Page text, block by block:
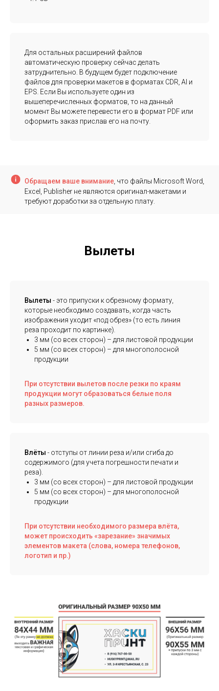
Для остальных расширений файлов
автоматическую проверку сейчас делать
затруднительно. В будущем будет подключение
файлов для проверки макетов в форматах CDR, AI и
EPS. Если Вы используете один из
вышеперечисленных форматов, то на данный
момент Вы можете перевести его в формат PDF или
оформить заказ прислав его на почту.
Обращаем ваше внимание , что файлы Microsoft Word,
Excel, Publisher не являются оригинал-макетами и
требуют доработки за отдельную плату.
Вылеты
Вылеты - это припуски к обрезному формату,
которые необходимо создавать, когда часть
изображения уходит «под обрез» (то есть линия
реза проходит по картинке).
3 мм (со всех сторон) – для листовой продукции
5 мм (со всех сторон) – для многополосной
продукции
При отсутствии вылетов после резки по краям
продукции могут образоваться белые поля
разных размеров.
Влёты - отступы от линии реза и/или сгиба до
содержимого (для учета погрешности печати и
реза).
3 мм (со всех сторон) – для листовой продукции
5 мм (со всех сторон) – для многополосной
продукции
При отсутствии необходимого размера влёта,
может происходить «зарезание» значимых
элементов макета (слова, номера телефонов,
логотип и пр.)